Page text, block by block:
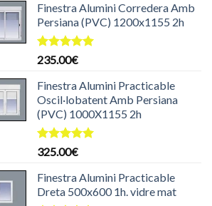
Finestra Alumini Corredera Amb
Persiana (PVC) 1200x1155 2h
Puntuat
de 5
235.00€
Finestra Alumini Practicable
Oscil·lobatent Amb Persiana
(PVC) 1000X1155 2h
Puntuat
de 5
325.00€
Finestra Alumini Practicable
Dreta 500x600 1h. vidre mat